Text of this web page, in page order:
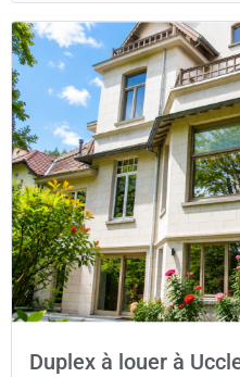
Duplex à louer à